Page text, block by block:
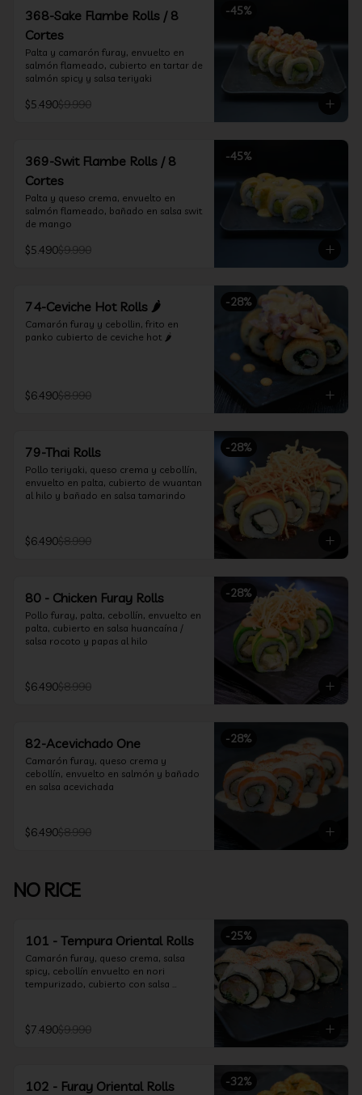
-45%
368-Sake Flambe Rolls / 8
Cortes
Palta y camarón furay, envuelto en
salmón flameado, cubierto en tartar de
salmón spicy y salsa teriyaki
$5.490$9.990
-45%
369-Swit Flambe Rolls / 8
Cortes
Palta y queso crema, envuelto en
salmón flameado, bañado en salsa swit
de mango
$5.490$9.990
-28%
74-Ceviche Hot Rolls 🌶️
Camarón furay y cebollin, frito en
panko cubierto de ceviche hot 🌶️
$6.490$8.990
-28%
79-Thai Rolls
Pollo teriyaki, queso crema y cebollín,
envuelto en palta, cubierto de wuantan
al hilo y bañado en salsa tamarindo
$6.490$8.990
-28%
80 - Chicken Furay Rolls
Pollo furay, palta, cebollín, envuelto en
palta, cubierto en salsa huancaína /
salsa rocoto y papas al hilo
$6.490$8.990
-28%
82-Acevichado One
Camarón furay, queso crema y
cebollín, envuelto en salmón y bañado
en salsa acevichada
$6.490$8.990
NO RICE
-25%
101 - Tempura Oriental Rolls
Camarón furay, queso crema, salsa
spicy, cebollín envuelto en nori
tempurizado, cubierto con salsa
$7.490$9.990
-32%
102 - Furay Oriental Rolls